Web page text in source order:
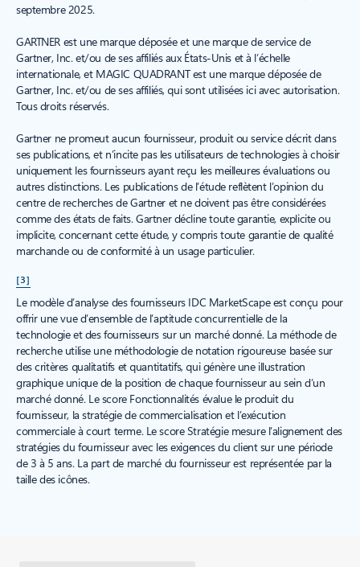
septembre 2025.
GARTNER est une marque déposée et une marque de service de
Gartner, Inc. et/ou de ses affiliés aux États-Unis et à l’échelle
internationale, et MAGIC QUADRANT est une marque déposée de
Gartner, Inc. et/ou de ses affiliés, qui sont utilisées ici avec autorisation.
Tous droits réservés.
Gartner ne promeut aucun fournisseur, produit ou service décrit dans
ses publications, et n’incite pas les utilisateurs de technologies à choisir
uniquement les fournisseurs ayant reçu les meilleures évaluations ou
autres distinctions. Les publications de l’étude reflètent l’opinion du
centre de recherches de Gartner et ne doivent pas être considérées
comme des états de faits. Gartner décline toute garantie, explicite ou
implicite, concernant cette étude, y compris toute garantie de qualité
marchande ou de conformité à un usage particulier.
[3]
Le modèle d’analyse des fournisseurs IDC MarketScape est conçu pour
offrir une vue d’ensemble de l’aptitude concurrentielle de la
technologie et des fournisseurs sur un marché donné. La méthode de
recherche utilise une méthodologie de notation rigoureuse basée sur
des critères qualitatifs et quantitatifs, qui génère une illustration
graphique unique de la position de chaque fournisseur au sein d’un
marché donné. Le score Fonctionnalités évalue le produit du
fournisseur, la stratégie de commercialisation et l’exécution
commerciale à court terme. Le score Stratégie mesure l’alignement des
stratégies du fournisseur avec les exigences du client sur une période
de 3 à 5 ans. La part de marché du fournisseur est représentée par la
taille des icônes.